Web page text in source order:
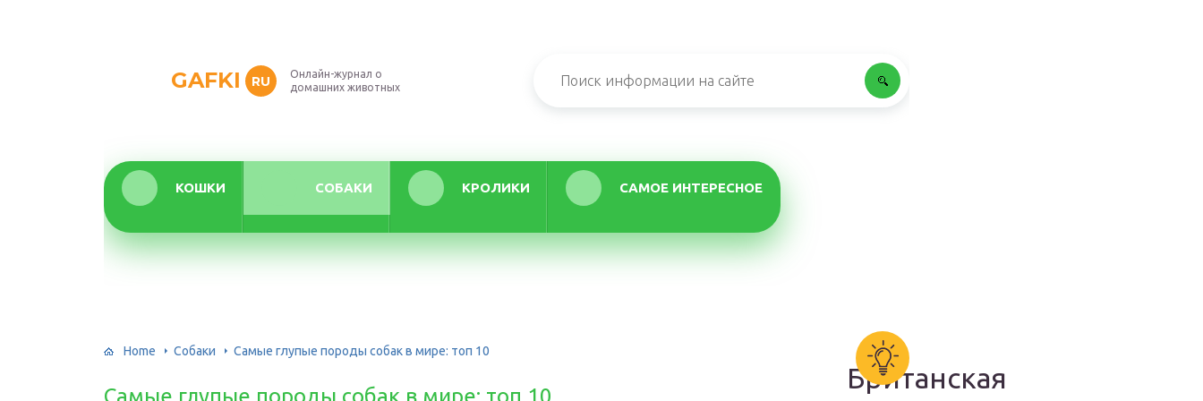
GAFKI RU
Онлайн-журнал о
домашних животных
КОШКИ СОБАКИ КРОЛИКИ САМОЕ ИНТЕРЕСНОЕ
Home Собаки Самые глупые породы собак в мире: топ 10
Самые глупые породы собак в мире: топ 10
Британская